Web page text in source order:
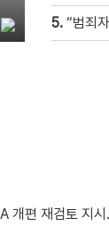
5. “범죄
개편 재검토 지